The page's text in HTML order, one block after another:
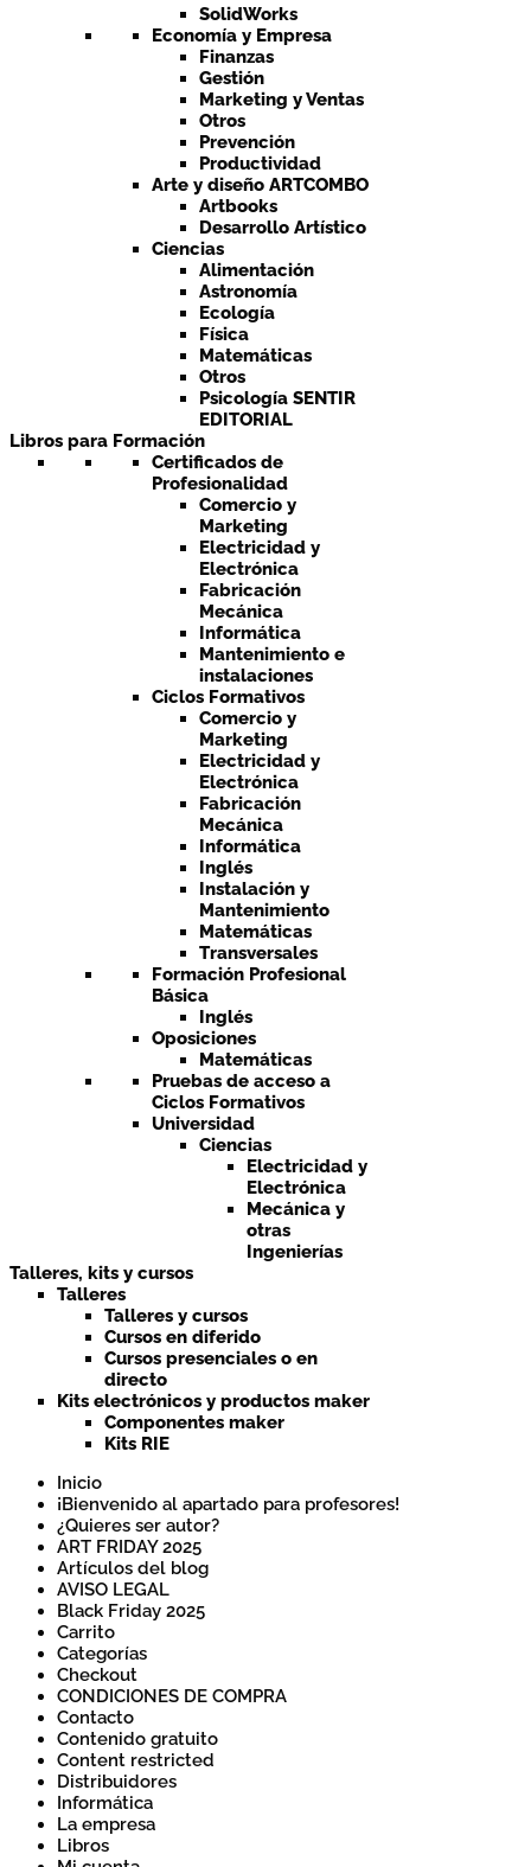
SolidWorks
Economía y Empresa
Finanzas
Gestión
Marketing y Ventas
Otros
Prevención
Productividad
Arte y diseño ARTCOMBO
Artbooks
Desarrollo Artístico
Ciencias
Alimentación
Astronomía
Ecología
Física
Matemáticas
Otros
Psicología SENTIR
EDITORIAL
Libros para Formación
Certificados de
Profesionalidad
Comercio y
Marketing
Electricidad y
Electrónica
Fabricación
Mecánica
Informática
Mantenimiento e
instalaciones
Ciclos Formativos
Comercio y
Marketing
Electricidad y
Electrónica
Fabricación
Mecánica
Informática
Inglés
Instalación y
Mantenimiento
Matemáticas
Transversales
Formación Profesional
Básica
Inglés
Oposiciones
Matemáticas
Pruebas de acceso a
Ciclos Formativos
Universidad
Ciencias
Electricidad y
Electrónica
Mecánica y
otras
Ingenierías
Talleres, kits y cursos
Talleres
Talleres y cursos
Cursos en diferido
Cursos presenciales o en
directo
Kits electrónicos y productos maker
Componentes maker
Kits RIE
Inicio
¡Bienvenido al apartado para profesores!
¿Quieres ser autor?
ART FRIDAY 2025
Artículos del blog
AVISO LEGAL
Black Friday 2025
Carrito
Categorías
Checkout
CONDICIONES DE COMPRA
Contacto
Contenido gratuito
Content restricted
Distribuidores
Informática
La empresa
Libros